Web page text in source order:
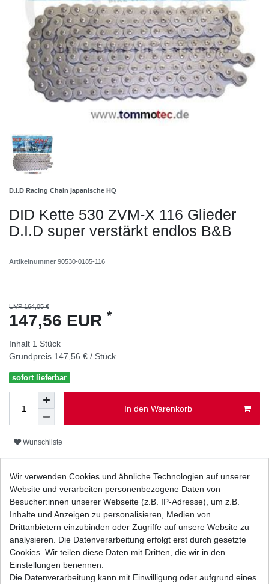
D.I.D Racing Chain japanische HQ
DID Kette 530 ZVM-X 116 Glieder
D.I.D super verstärkt endlos B&B
Artikelnummer 90530-0185-116
UVP 164,05 €
147,56 EUR *
Inhalt 1 Stück
Grundpreis 147,56 € / Stück
sofort lieferbar
In den Warenkorb
Wunschliste
Beschreibung
Weitere Details
Wir verwenden Cookies und ähnliche Technologien auf unserer
Website und verarbeiten personenbezogene Daten von
Besucher:innen unserer Webseite (z.B. IP-Adresse), um z.B.
Inhalte und Anzeigen zu personalisieren, Medien von
Drittanbietern einzubinden oder Zugriffe auf unsere Website zu
analysieren. Die Datenverarbeitung erfolgt erst durch gesetzte
Cookies. Wir teilen diese Daten mit Dritten, die wir in den
Einstellungen benennen.
Die Datenverarbeitung kann mit Einwilligung oder aufgrund eines